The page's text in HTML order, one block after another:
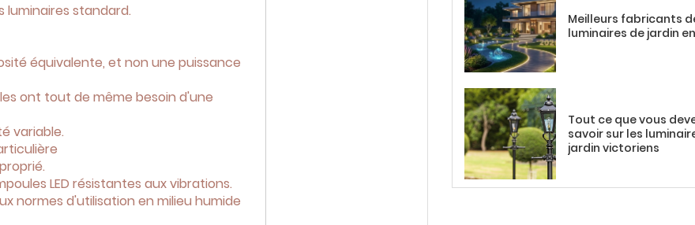
luminaires standard.
équivalente, et non une puissance
ont tout de même besoin d'une
variable.
LED résistantes aux vibrations.
normes d'utilisation en milieu humide
Meilleurs fabricants
luminaires de jardin
Tout ce que vous
savoir sur les
jardin victoriens